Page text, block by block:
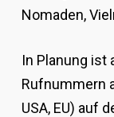
Nomaden,
In Planung ist
Rufnummern
USA, EU) auf